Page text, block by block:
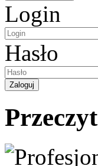
Login
Hasło